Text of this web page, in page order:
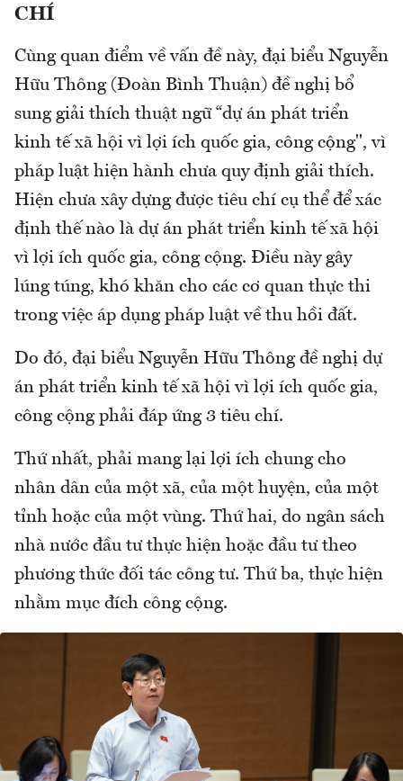
CHÍ
Cùng quan điểm về vấn đề này, đại biểu Nguyễn
Hữu Thông (Đoàn Bình Thuận) đề nghị bổ
sung giải thích thuật ngữ “dự án phát triển
kinh tế xã hội vì lợi ích quốc gia, công cộng", vì
pháp luật hiện hành chưa quy định giải thích.
Hiện chưa xây dựng được tiêu chí cụ thể để xác
định thế nào là dự án phát triển kinh tế xã hội
vì lợi ích quốc gia, công cộng. Điều này gây
lúng túng, khó khăn cho các cơ quan thực thi
trong việc áp dụng pháp luật về thu hồi đất.
Do đó, đại biểu Nguyễn Hữu Thông đề nghị dự
án phát triển kinh tế xã hội vì lợi ích quốc gia,
công cộng phải đáp ứng 3 tiêu chí.
Thứ nhất, phải mang lại lợi ích chung cho
nhân dân của một xã, của một huyện, của một
tỉnh hoặc của một vùng. Thứ hai, do ngân sách
nhà nước đầu tư thực hiện hoặc đầu tư theo
phương thức đối tác công tư. Thứ ba, thực hiện
nhằm mục đích công cộng.